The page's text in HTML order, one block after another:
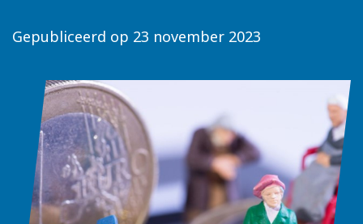
Gepubliceerd op 23 november 2023